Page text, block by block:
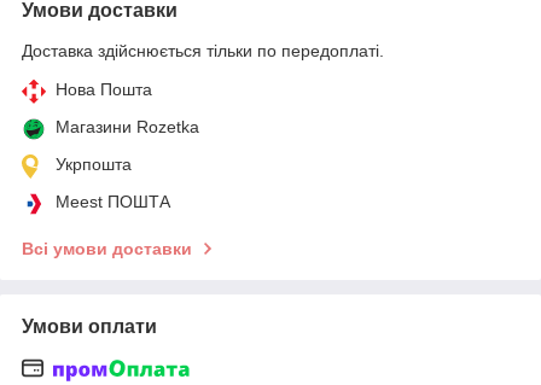
Умови доставки
Доставка здійснюється тільки по передоплаті.
Нова Пошта
Магазини Rozetka
Укрпошта
Meest ПОШТА
Всі умови доставки
Умови оплати